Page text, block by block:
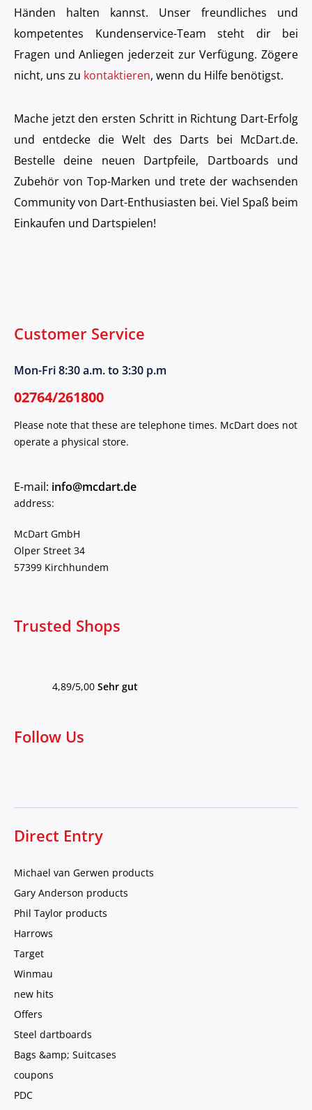
Händen halten kannst. Unser freundliches und
kompetentes Kundenservice-Team steht dir bei
Fragen und Anliegen jederzeit zur Verfügung. Zögere
nicht, uns zu kontaktieren, wenn du Hilfe benötigst.
Mache jetzt den ersten Schritt in Richtung Dart-Erfolg
und entdecke die Welt des Darts bei McDart.de.
Bestelle deine neuen Dartpfeile, Dartboards und
Zubehör von Top-Marken und trete der wachsenden
Community von Dart-Enthusiasten bei. Viel Spaß beim
Einkaufen und Dartspielen!
Customer Service
Mon-Fri 8:30 a.m. to 3:30 p.m
02764/261800
Please note that these are telephone times. McDart does not
operate a physical store.
E-mail: info@mcdart.de
address:
McDart GmbH
Olper Street 34
57399 Kirchhundem
Trusted Shops
4,89/5,00 Sehr gut
Follow Us
Direct Entry
Michael van Gerwen products
Gary Anderson products
Phil Taylor products
Harrows
Target
Winmau
new hits
Offers
Steel dartboards
Bags &amp; Suitcases
coupons
PDC